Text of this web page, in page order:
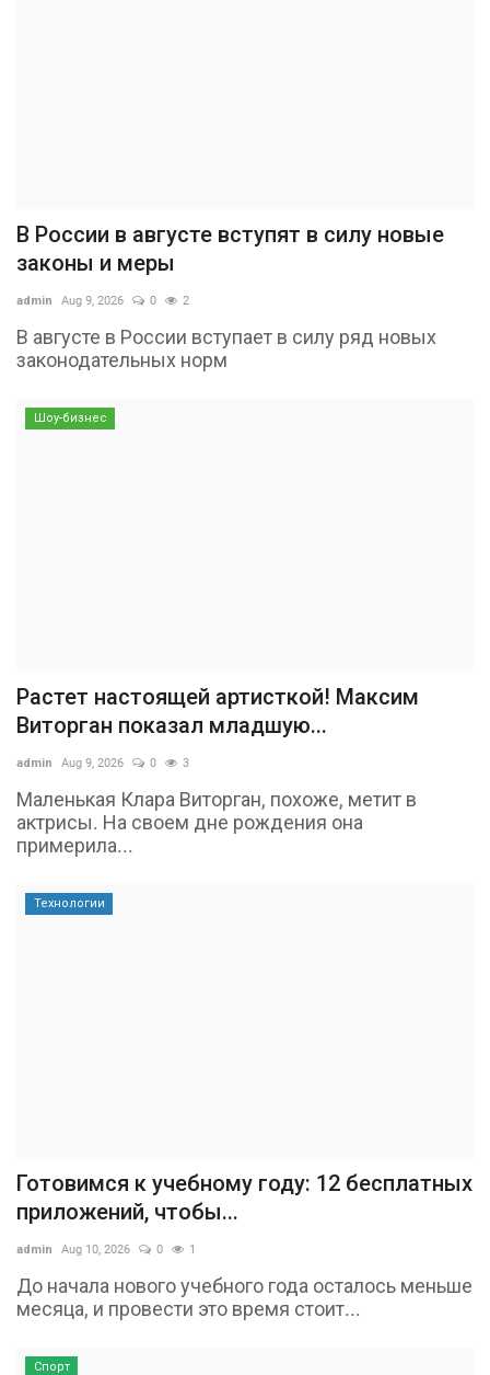
В России в августе вступят в силу новые
законы и меры
admin Aug 9, 2026 0 2
В августе в России вступает в силу ряд новых
законодательных норм
Шоу-бизнес
Растет настоящей артисткой! Максим
Виторган показал младшую...
admin Aug 9, 2026 0 3
Маленькая Клара Виторган, похоже, метит в
актрисы. На своем дне рождения она
примерила...
Технологии
Готовимся к учебному году: 12 бесплатных
приложений, чтобы...
admin Aug 10, 2026 0 1
До начала нового учебного года осталось меньше
месяца, и провести это время стоит...
Спорт